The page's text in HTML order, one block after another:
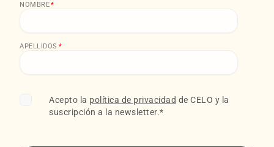
NOMBRE*
APELLIDOS *
Acepto la política de privacidad de CELO y la
suscripción a la newsletter.*